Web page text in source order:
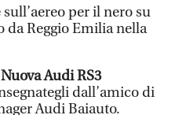
per il nero su
da Reggio Emilia nella
Nuova Audi RS3
dall’amico di
Audi Baiauto.